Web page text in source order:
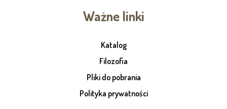
Ważne linki
Katalog
Filozofia
Pliki do pobrania
Polityka prywatności